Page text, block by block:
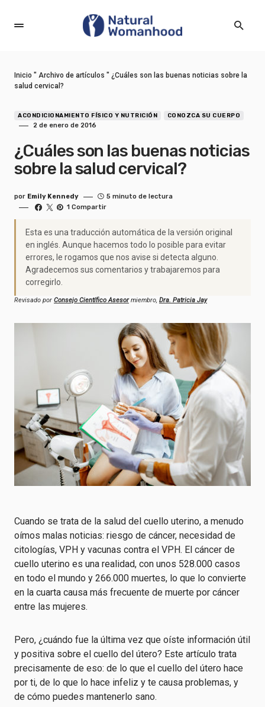
Inicio " Archivo de artículos " ¿Cuáles son las buenas noticias sobre la
salud cervical?
ACONDICIONAMIENTO FÍSICO Y NUTRICIÓN CONOZCA SU CUERPO
2 de enero de 2016
¿Cuáles son las buenas noticias
sobre la salud cervical?
por Emily Kennedy
5 minuto de lectura
1 Compartir
Esta es una traducción automática de la versión original
en inglés. Aunque hacemos todo lo posible para evitar
errores, le rogamos que nos avise si detecta alguno.
Agradecemos sus comentarios y trabajaremos para
corregirlo.
Revisado por Consejo Científico Asesormiembro, Dra. Patricia Jay
Cuando se trata de la salud del cuello uterino, a menudo
oímos malas noticias: riesgo de cáncer, necesidad de
citologías, VPH y vacunas contra el VPH. El cáncer de
cuello uterino es una realidad, con unos 528.000 casos
en todo el mundo y 266.000 muertes, lo que lo convierte
en la cuarta causa más frecuente de muerte por cáncer
entre las mujeres.
Pero, ¿cuándo fue la última vez que oíste información útil
y positiva sobre el cuello del útero? Este artículo trata
precisamente de eso: de lo que el cuello del útero hace
por ti, de lo que lo hace infeliz y te causa problemas, y
de cómo puedes mantenerlo sano.